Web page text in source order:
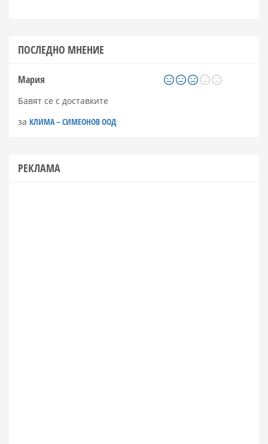
ПОСЛЕДНО МНЕНИЕ
Мария
Бавят се с доставките
за КЛИМА – СИМЕОНОВ ООД
РЕКЛАМА